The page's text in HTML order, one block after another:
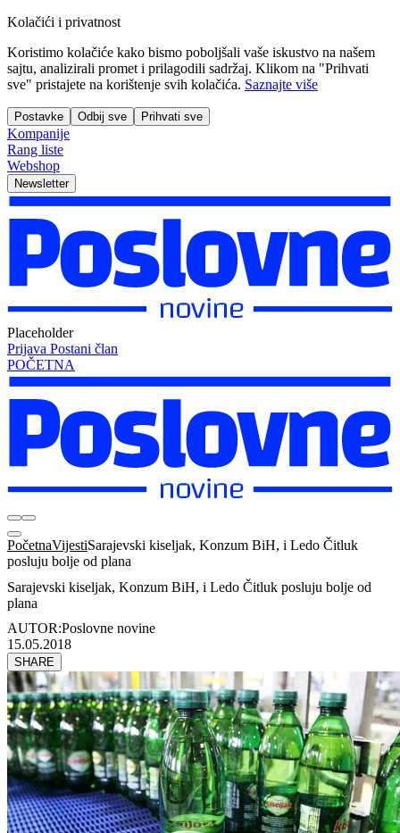
Kolačići i privatnost
Koristimo kolačiće kako bismo poboljšali vaše iskustvo na našem
sajtu, analizirali promet i prilagodili sadržaj. Klikom na "Prihvati
sve" pristajete na korištenje svih kolačića. Saznajte više
Postavke Odbij sve Prihvati sve
Kompanije
Rang liste
Webshop
Newsletter
Placeholder
Prijava Postani član
POČETNA
PočetnaVijestiSarajevski kiseljak, Konzum BiH, i Ledo Čitluk
posluju bolje od plana
Sarajevski kiseljak, Konzum BiH, i Ledo Čitluk posluju bolje od
plana
AUTOR:Poslovne novine
15.05.2018
SHARE